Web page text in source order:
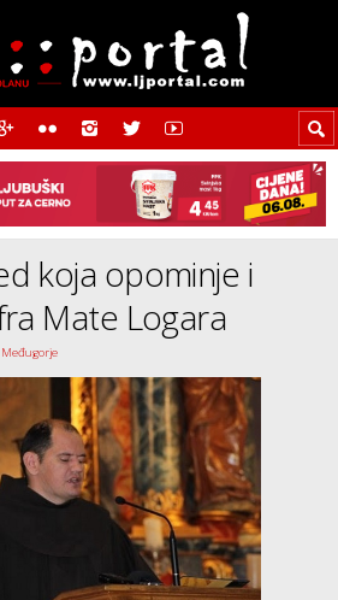
koja opominje i
Mate Logara